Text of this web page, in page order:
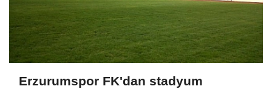
Erzurumspor FK'dan stadyum